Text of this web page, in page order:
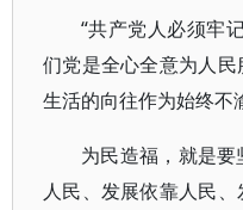
“共产党人必须牢
们党是全心全意为人
生活的向往作为始终不
为民造福，就是
人民、发展依靠人民